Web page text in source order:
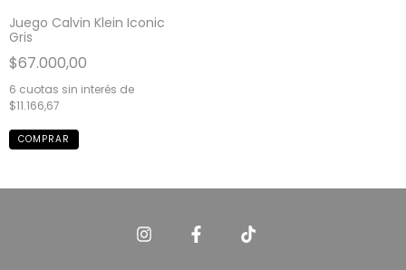
Juego Calvin Klein Iconic
Gris
$67.000,00
6 cuotas sin interés de
$11.166,67